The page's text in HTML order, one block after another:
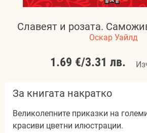
Славеят и розата.
Оскар Уайлд
1.69 €/3.31 лв.
За книгата накратко
Великолепните приказки на
красиви цветни илюстрации.